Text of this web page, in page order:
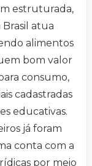
estruturada,
Brasil atua
alimentos
bom valor
consumo,
cadastradas
educativas.
já foram
conta com a
por meio